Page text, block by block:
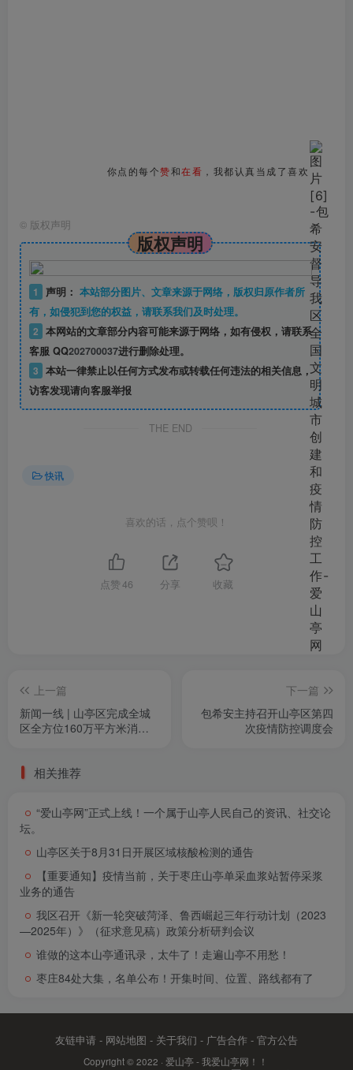
你点的每个赞和在看 ，我都认真当成了喜欢
© 版权声明
版权声明
1 声明： 本站部分图片、文章来源于网络，版权归原作者所
有，如侵犯到您的权益，请联系我们及时处理。
2 本网站的文章部分内容可能来源于网络，如有侵权，请联系
客服 QQ202700037进行删除处理。
3 本站一律禁止以任何方式发布或转载任何违法的相关信息，
访客发现请向客服举报
THE END
快讯
喜欢的话，点个赞呗！
点赞 46 分享 收藏
上一篇
新闻一线 | 山亭区完成全城
区全方位160万平方米消杀
下一篇
包希安主持召开山亭区第四
次疫情防控调度会
相关推荐
“爱山亭网”正式上线！一个属于山亭人民自己的资讯、社交论
坛。
山亭区关于8月31日开展区域核酸检测的通告
【重要通知】疫情当前，关于枣庄山亭单采血浆站暂停采浆
业务的通告
我区召开《新一轮突破菏泽、鲁西崛起三年行动计划（2023
—2025年）》（征求意见稿）政策分析研判会议
谁做的这本山亭通讯录，太牛了！走遍山亭不用愁！
枣庄84处大集，名单公布！开集时间、位置、路线都有了
友链申请 - 网站地图 - 关于我们 - 广告合作 - 官方公告
Copyright © 2022 · 爱山亭 - 我爱山亭网！！